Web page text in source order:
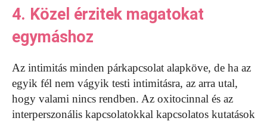
4. Közel érzitek magatokat
egymáshoz
Az intimitás minden párkapcsolat alapköve, de ha az
egyik fél nem vágyik testi intimitásra, az arra utal,
hogy valami nincs rendben. Az oxitocinnal és az
interperszonális kapcsolatokkal kapcsolatos kutatások